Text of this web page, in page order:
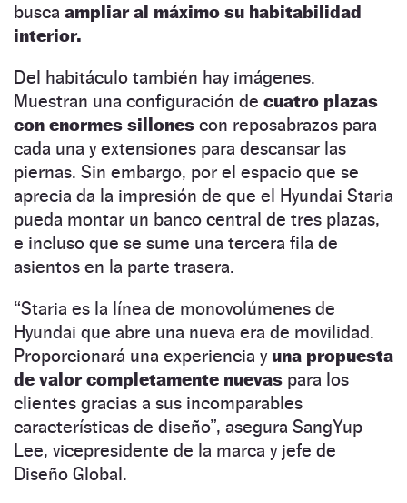
busca ampliar al máximo su habitabilidad
interior.
Del habitáculo también hay imágenes.
Muestran una configuración de cuatro plazas
con enormes sillones con reposabrazos para
cada una y extensiones para descansar las
piernas. Sin embargo, por el espacio que se
aprecia da la impresión de que el Hyundai Staria
pueda montar un banco central de tres plazas,
e incluso que se sume una tercera fila de
asientos en la parte trasera.
“Staria es la línea de monovolúmenes de
Hyundai que abre una nueva era de movilidad.
Proporcionará una experiencia y una propuesta
de valor completamente nuevas para los
clientes gracias a sus incomparables
características de diseño”, asegura SangYup
Lee, vicepresidente de la marca y jefe de
Diseño Global.